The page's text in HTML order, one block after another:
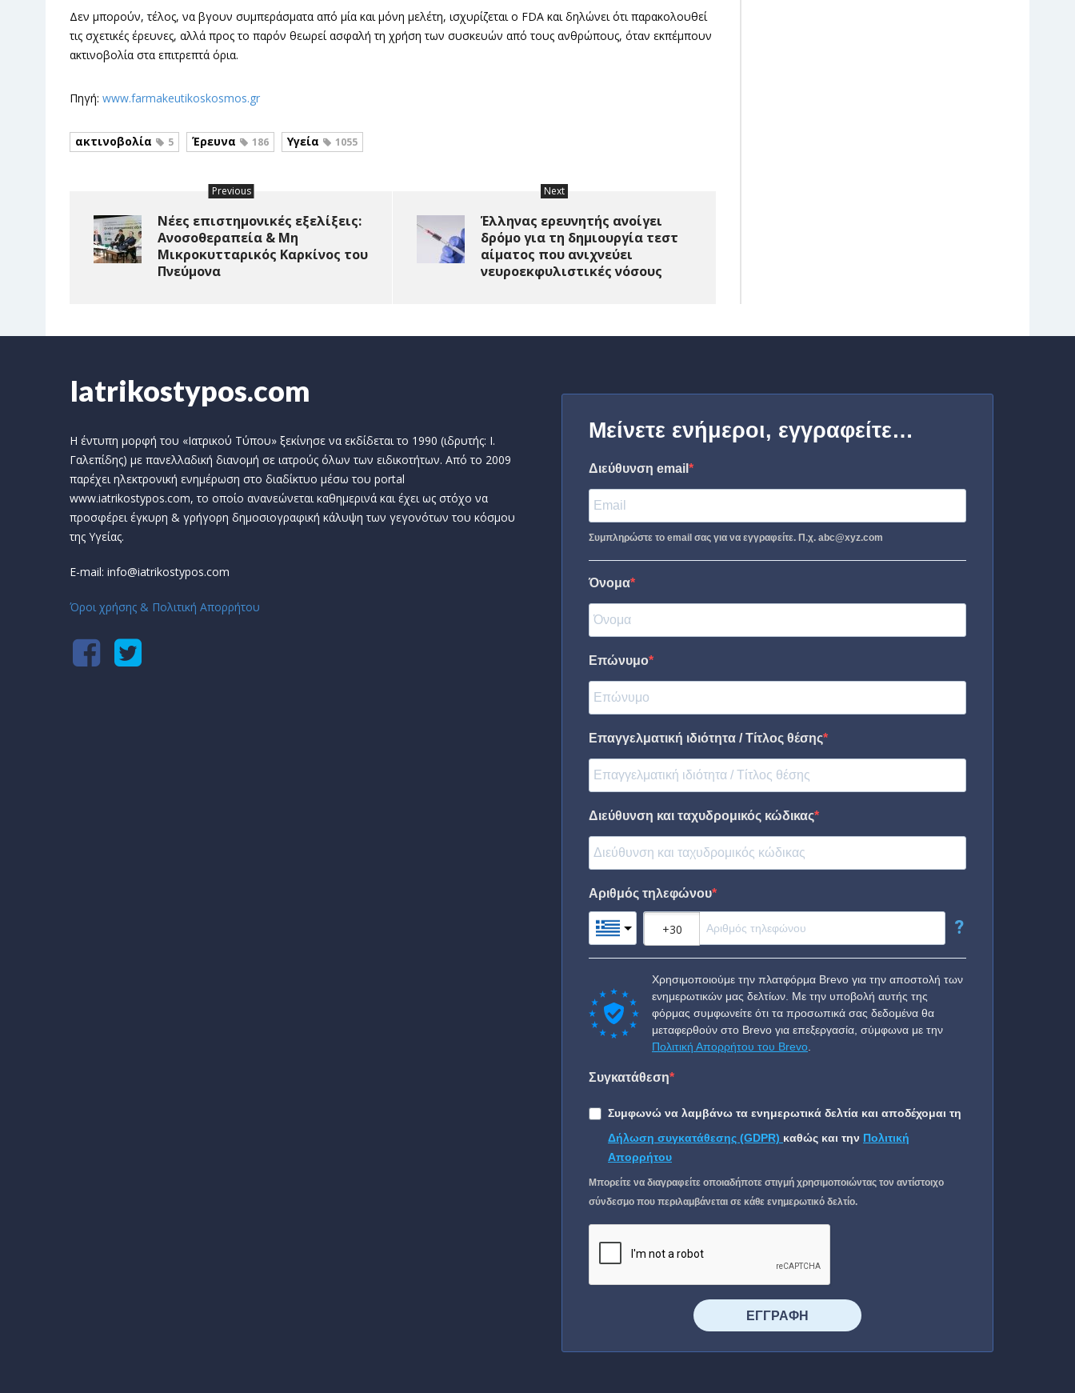
Δεν μπορούν, τέλος, να βγουν συμπεράσματα από μία και μόνη μελέτη, ισχυρίζεται ο FDA και δηλώνει ότι παρακολουθεί
τις σχετικές έρευνες, αλλά προς το παρόν θεωρεί ασφαλή τη χρήση των συσκευών από τους ανθρώπους, όταν εκπέμπουν
ακτινοβολία στα επιτρεπτά όρια.
Πηγή: www.farmakeutikoskosmos.gr
ακτινοβολία 5 Έρευνα 186 Υγεία 1055
Previous
Νέες επιστημονικές εξελίξεις:
Ανοσοθεραπεία & Μη
Μικροκυτταρικός Καρκίνος του
Πνεύμονα
Next
Έλληνας ερευνητής ανοίγει
δρόμο για τη δημιουργία τεστ
αίματος που ανιχνεύει
νευροεκφυλιστικές νόσους
Iatrikostypos.com
Η έντυπη μορφή του «Ιατρικού Τύπου» ξεκίνησε να εκδίδεται το 1990 (ιδρυτής: Ι.
Γαλεπίδης) με πανελλαδική διανομή σε ιατρούς όλων των ειδικοτήτων. Από το 2009
παρέχει ηλεκτρονική ενημέρωση στο διαδίκτυο μέσω του portal
www.iatrikostypos.com, το οποίο ανανεώνεται καθημερινά και έχει ως στόχο να
προσφέρει έγκυρη & γρήγορη δημοσιογραφική κάλυψη των γεγονότων του κόσμου
της Υγείας.
E-mail: info@iatrikostypos.com
Όροι χρήσης & Πολιτική Απορρήτου
Μείνετε ενήμεροι, εγγραφείτε…
Διεύθυνση email
Συμπληρώστε το email σας για να εγγραφείτε. Π.χ. abc@xyz.com
Όνομα
Επώνυμο
Επαγγελματική ιδιότητα / Τίτλος θέσης
Διεύθυνση και ταχυδρομικός κώδικας
Αριθμός τηλεφώνου
?
Χρησιμοποιούμε την πλατφόρμα Brevo για την αποστολή των
ενημερωτικών μας δελτίων. Με την υποβολή αυτής της
φόρμας συμφωνείτε ότι τα προσωπικά σας δεδομένα θα
μεταφερθούν στο Brevo για επεξεργασία, σύμφωνα με την
Πολιτική Απορρήτου του Brevo
Συγκατάθεση
Συμφωνώ να λαμβάνω τα ενημερωτικά δελτία και αποδέχομαι τη
Δήλωση συγκατάθεσης (GDPR) καθώς και την Πολιτική
Απορρήτου
Μπορείτε να διαγραφείτε οποιαδήποτε στιγμή χρησιμοποιώντας τον αντίστοιχο
σύνδεσμο που περιλαμβάνεται σε κάθε ενημερωτικό δελτίο.
⠀⠀⠀⠀ΕΓΓΡΑΦΗ⠀⠀⠀⠀